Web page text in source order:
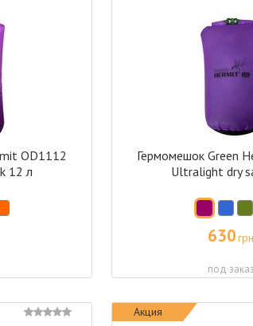
OD1112
12 л
Гермомешок Green
Ultralight dry
630грн
под заказ
Акция